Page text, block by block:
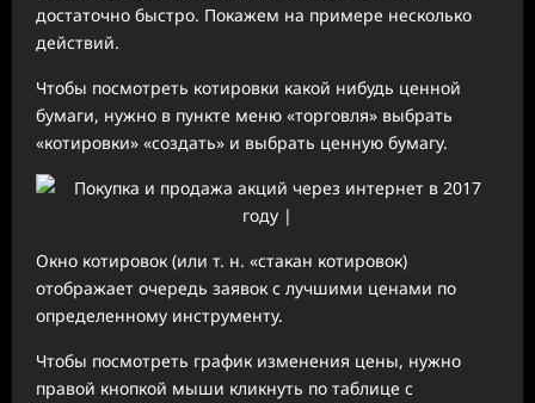
достаточно быстро. Покажем на примере несколько
действий.
Чтобы посмотреть котировки какой нибудь ценной
бумаги, нужно в пункте меню «торговля» выбрать
«котировки» «создать» и выбрать ценную бумагу.
Окно котировок (или т. н. «стакан котировок)
отображает очередь заявок с лучшими ценами по
определенному инструменту.
Чтобы посмотреть график изменения цены, нужно
правой кнопкой мыши кликнуть по таблице с